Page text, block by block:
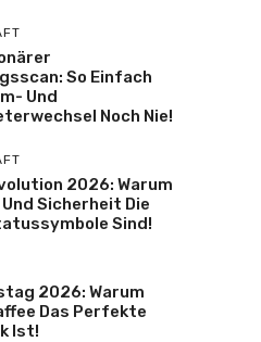
So Einfach
Und
Noch Nie!
2026: Warum
Sicherheit Die
Sind!
2026: Warum
Das Perfekte
Ist!